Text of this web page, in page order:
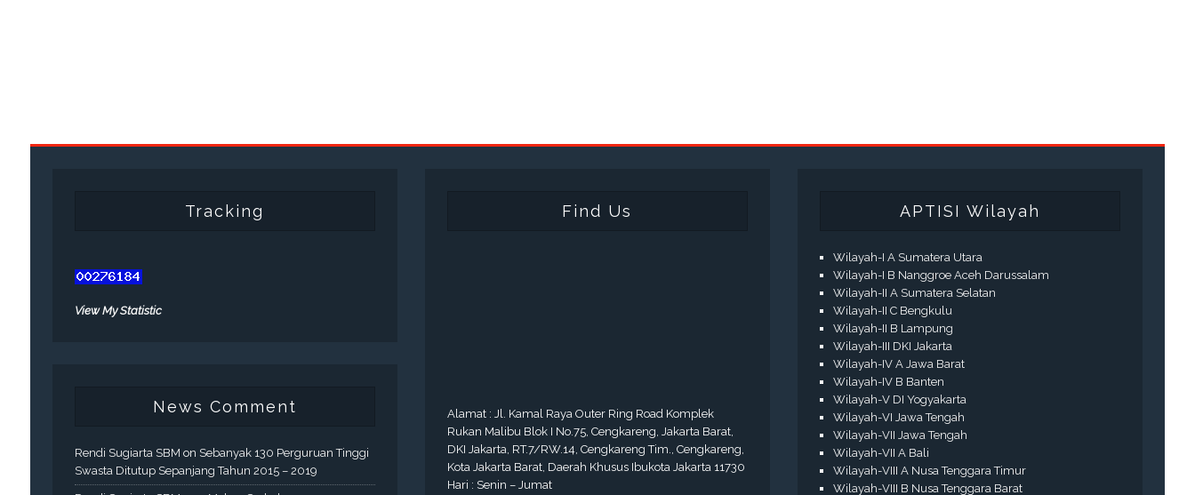
Tracking
View My Statistic
News Comment
Rendi Sugiarta SBM on Sebanyak 130 Perguruan Tinggi
Swasta Ditutup Sepanjang Tahun 2015 – 2019
Find Us
Alamat : Jl. Kamal Raya Outer Ring Road Komplek
Rukan Malibu Blok I No.75, Cengkareng, Jakarta Barat,
DKI Jakarta, RT.7/RW.14, Cengkareng Tim., Cengkareng,
Kota Jakarta Barat, Daerah Khusus Ibukota Jakarta 11730
Hari : Senin – Jumat
APTISI Wilayah
Wilayah-I A Sumatera Utara
Wilayah-I B Nanggroe Aceh Darussalam
Wilayah-II A Sumatera Selatan
Wilayah-II C Bengkulu
Wilayah-II B Lampung
Wilayah-III DKI Jakarta
Wilayah-IV A Jawa Barat
Wilayah-IV B Banten
Wilayah-V DI Yogyakarta
Wilayah-VI Jawa Tengah
Wilayah-VII Jawa Tengah
Wilayah-VII A Bali
Wilayah-VIII A Nusa Tenggara Timur
Wilayah-VIII B Nusa Tenggara Barat